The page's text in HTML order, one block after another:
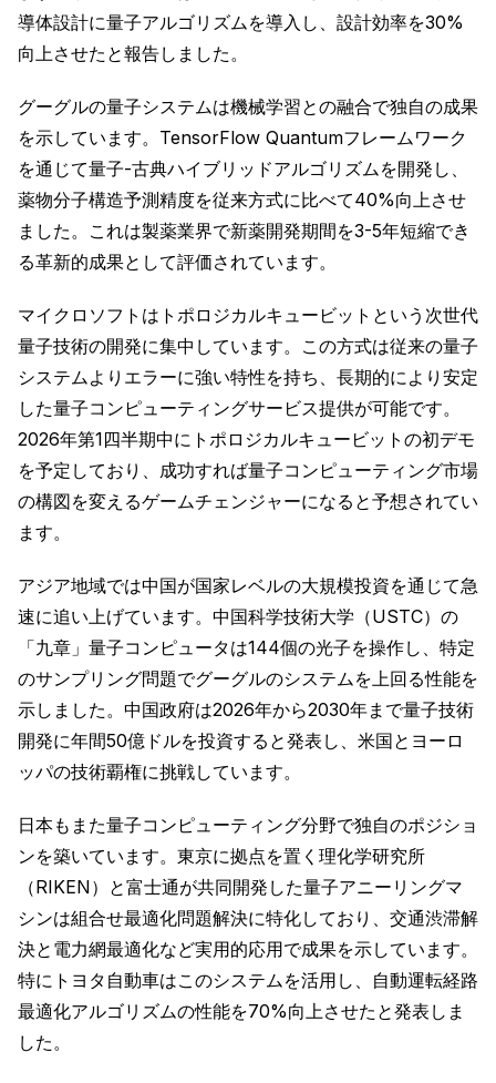
導体設計に量子アルゴリズムを導入し、設計効率を30%
向上させたと報告しました。
グーグルの量子システムは機械学習との融合で独自の成果
を示しています。TensorFlow Quantumフレームワーク
を通じて量子-古典ハイブリッドアルゴリズムを開発し、
薬物分子構造予測精度を従来方式に比べて40%向上させ
ました。これは製薬業界で新薬開発期間を3-5年短縮でき
る革新的成果として評価されています。
マイクロソフトはトポロジカルキュービットという次世代
量子技術の開発に集中しています。この方式は従来の量子
システムよりエラーに強い特性を持ち、長期的により安定
した量子コンピューティングサービス提供が可能です。
2026年第1四半期中にトポロジカルキュービットの初デモ
を予定しており、成功すれば量子コンピューティング市場
の構図を変えるゲームチェンジャーになると予想されてい
ます。
アジア地域では中国が国家レベルの大規模投資を通じて急
速に追い上げています。中国科学技術大学（USTC）の
「九章」量子コンピュータは144個の光子を操作し、特定
のサンプリング問題でグーグルのシステムを上回る性能を
示しました。中国政府は2026年から2030年まで量子技術
開発に年間50億ドルを投資すると発表し、米国とヨーロ
ッパの技術覇権に挑戦しています。
日本もまた量子コンピューティング分野で独自のポジショ
ンを築いています。東京に拠点を置く理化学研究所
（RIKEN）と富士通が共同開発した量子アニーリングマ
シンは組合せ最適化問題解決に特化しており、交通渋滞解
決と電力網最適化など実用的応用で成果を示しています。
特にトヨタ自動車はこのシステムを活用し、自動運転経路
最適化アルゴリズムの性能を70%向上させたと発表しま
した。